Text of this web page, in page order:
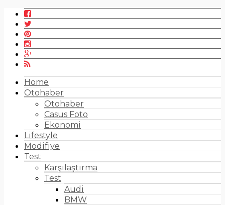
Home
Otohaber
Otohaber
Casus Foto
Ekonomi
Lifestyle
Modifiye
Test
Karşılaştırma
Test
Audi
BMW